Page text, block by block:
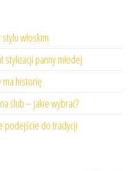
włoskim
stylizacji panny młodej
ma historię
ślub – jakie wybrać?
podejście do tradycji